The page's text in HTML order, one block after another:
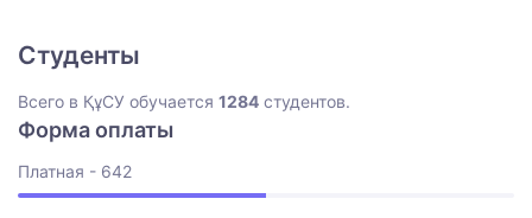
Студенты
Всего в ҚұСУ обучается 1284 студентов.
Форма оплаты
Платная - 642